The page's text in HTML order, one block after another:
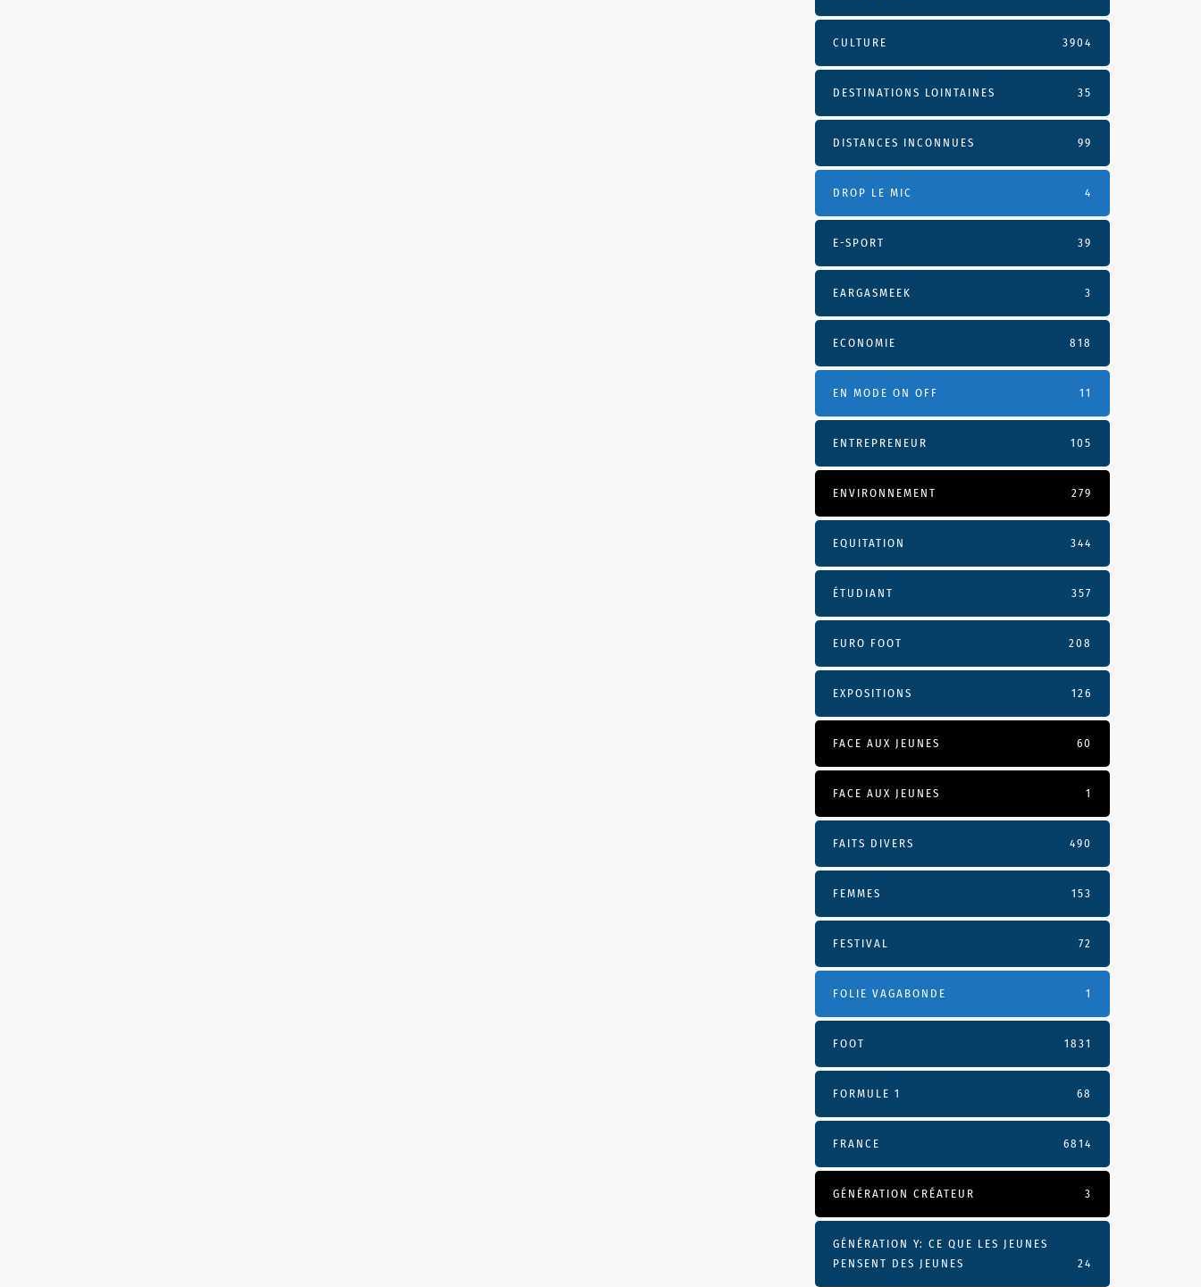
CULTURE 3904
DESTINATIONS LOINTAINES 35
DISTANCES INCONNUES 99
DROP LE MIC 4
E-SPORT 39
EARGASMEEK 3
ECONOMIE 818
EN MODE ON OFF 11
ENTREPRENEUR 105
ENVIRONNEMENT 279
EQUITATION 344
ÉTUDIANT 357
EURO FOOT 208
EXPOSITIONS 126
FACE AUX JEUNES 60
FACE AUX JEUNES 1
FAITS DIVERS 490
FEMMES 153
FESTIVAL 72
FOLIE VAGABONDE 1
FOOT 1831
FORMULE 1 68
FRANCE 6814
GÉNÉRATION CRÉATEUR 3
GÉNÉRATION Y: CE QUE LES JEUNES
PENSENT DES JEUNES
24